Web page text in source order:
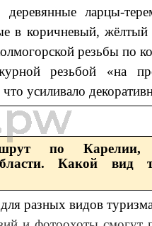
ларцы-
в коричневый,
резьбы по
резьбой «на
усиливало
по Карелии,
Какой вид
разных видов